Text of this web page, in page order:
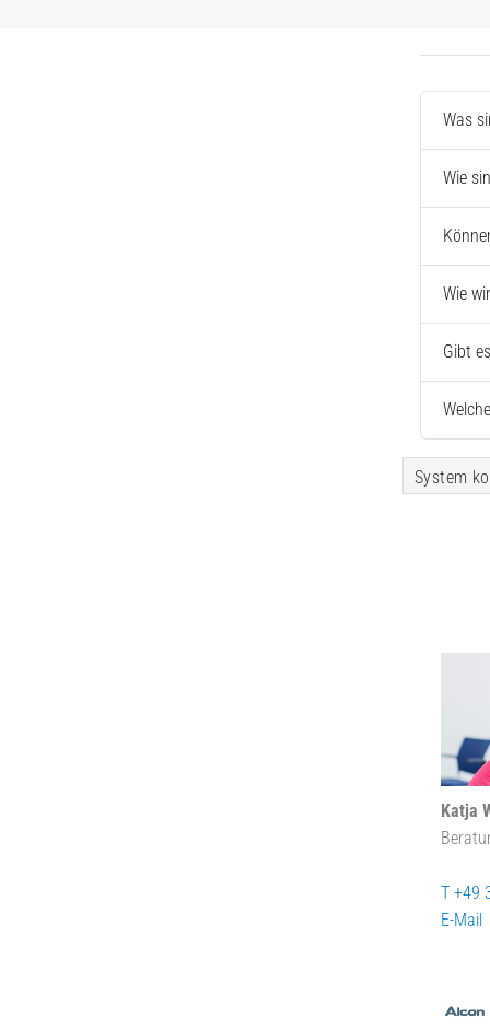
Was
Wie
Wie
Gibt
System
Katja
T +49
E-Mail